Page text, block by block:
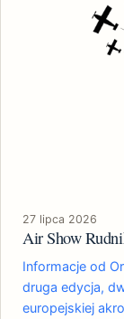
27 lipca 2026
Air Show
Informacje od
druga edycja,
europejskiej